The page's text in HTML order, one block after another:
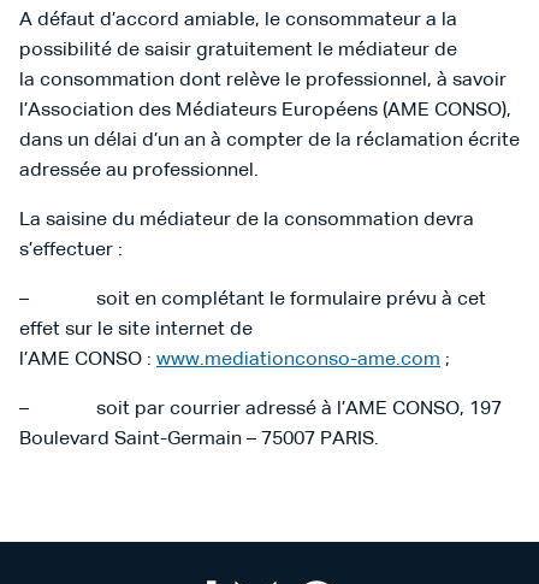
A défaut d’accord amiable, le consommateur a la
possibilité de saisir gratuitement le médiateur de
la consommation dont relève le professionnel, à savoir
l’Association des Médiateurs Européens (AME CONSO),
dans un délai d’un an à compter de la réclamation écrite
adressée au professionnel.
La saisine du médiateur de la consommation devra
s’effectuer :
– soit en complétant le formulaire prévu à cet
effet sur le site internet de
l’AME CONSO : www.mediationconso-ame.com ;
– soit par courrier adressé à l’AME CONSO, 197
Boulevard Saint-Germain – 75007 PARIS.